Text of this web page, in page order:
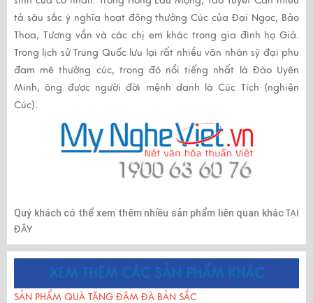
tả sâu sắc ý nghĩa hoạt động thưởng Cúc của Đại Ngọc, Bảo
Thoa, Tương vần và các chị em khác trong gia đình họ Giả.
Trong lịch sử Trung Quốc lưu lại rất nhiều văn nhân sỹ đại phu
đam mê thưởng cúc, trong đó nổi tiếng nhất là Đào Uyên
Minh, ông được người đời mệnh danh là Cúc Tích (nghiện
Cúc).
Quý khách có thể xem thêm nhiều sản phẩm liên quan khác TẠI
ĐÂY
XEM THÊM CÁC SẢN PHẨM KHÁC
SẢN PHẨM QUÀ TẶNG ĐẬM ĐÀ BẢN SẮC